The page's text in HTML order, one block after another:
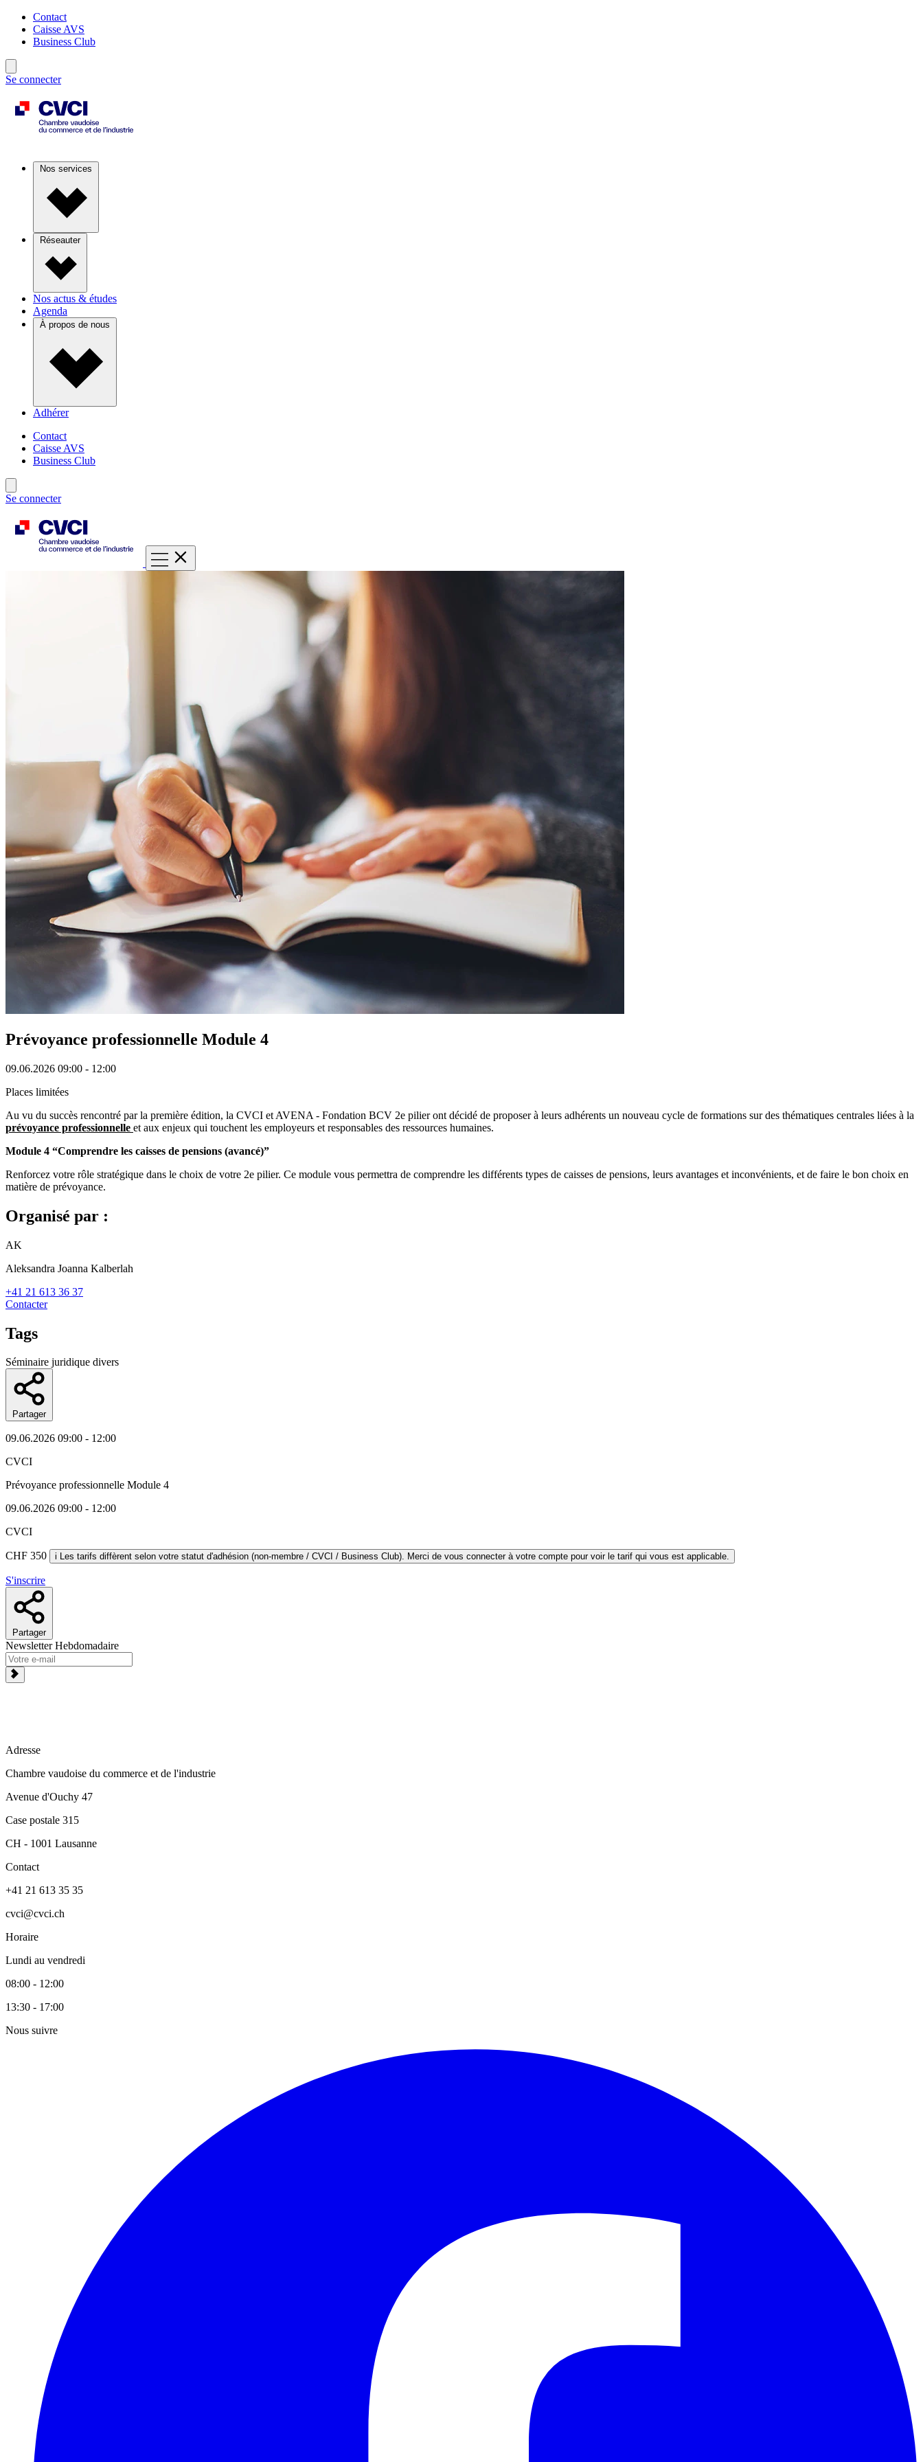
Contact
Caisse AVS
Business Club
Se connecter
Nos services
Réseauter
Nos actus & études
Agenda
À propos de nous
Adhérer
Contact
Caisse AVS
Business Club
Se connecter
Prévoyance professionnelle Module 4
09.06.2026 09:00 - 12:00
Places limitées
Au vu du succès rencontré par la première édition, la CVCI et AVENA - Fondation BCV 2e pilier ont décidé de proposer à leurs adhérents un nouveau cycle de formations sur des thématiques centrales liées à la
prévoyance professionnelle et aux enjeux qui touchent les employeurs et responsables des ressources humaines.
Module 4 “Comprendre les caisses de pensions (avancé)”
Renforcez votre rôle stratégique dans le choix de votre 2e pilier. Ce module vous permettra de comprendre les différents types de caisses de pensions, leurs avantages et inconvénients, et de faire le bon choix en
matière de prévoyance.
Organisé par :
AK
Aleksandra Joanna Kalberlah
+41 21 613 36 37
Contacter
Tags
Séminaire juridique divers
Partager
09.06.2026 09:00 - 12:00
CVCI
Prévoyance professionnelle Module 4
09.06.2026 09:00 - 12:00
CVCI
CHF 350 i Les tarifs diffèrent selon votre statut d'adhésion (non-membre / CVCI / Business Club). Merci de vous connecter à votre compte pour voir le tarif qui vous est applicable.
S'inscrire
Partager
Newsletter Hebdomadaire
Adresse
Chambre vaudoise du commerce et de l'industrie
Avenue d'Ouchy 47
Case postale 315
CH - 1001 Lausanne
Contact
+41 21 613 35 35
cvci@cvci.ch
Horaire
Lundi au vendredi
08:00 - 12:00
13:30 - 17:00
Nous suivre